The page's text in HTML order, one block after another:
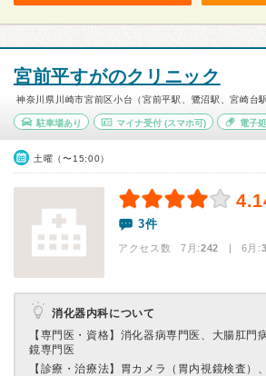
宮前平すがのクリニック
神奈川県川崎市宮前区小台（宮前平駅、鷺沼駅、宮崎台駅
駐車場あり マイナ受付(スマホ可) 電子
土曜（〜15:00）
3件
アクセス数 7月:242 | 6月:
消化器内科について
【専門医・資格】 消化器病専門医、大腸肛門
鏡専門医
【診療・治療法】 胃カメラ（胃内視鏡検査）